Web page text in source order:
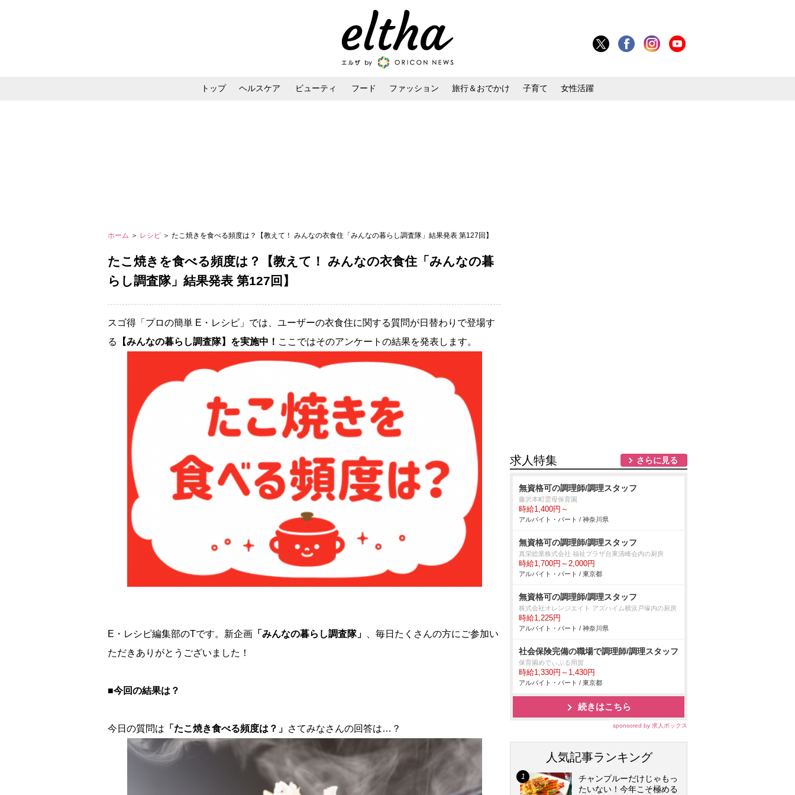
トップ ヘルスケア ビューティ フード ファッション 旅行＆おでかけ 子育て 女性活躍
ホーム ＞ レシピ ＞ たこ焼きを食べる頻度は？【教えて！ みんなの衣食住「みんなの暮らし調査隊」結果発表 第127回】
たこ焼きを食べる頻度は？【教えて！ みんなの衣食住「みんなの暮
らし調査隊」結果発表 第127回】
スゴ得「プロの簡単 E・レシピ」では、ユーザーの衣食住に関する質問が日替わりで登場す
る
【みんなの暮らし調査隊】を実施中！ ここではそのアンケートの結果を発表します。
E・レシピ編集部のTです。新企画 「みんなの暮らし調査隊」
、毎日たくさんの方にご参加い
ただきありがとうございました！
■今回の結果は？
今日の質問は 「たこ焼き食べる頻度は？」 さてみなさんの回答は…？
求人特集 さらに見る
無資格可の調理師/調理スタッフ
藤沢本町雲母保育園
時給1,400円～
アルバイト・パート / 神奈川県
無資格可の調理師/調理スタッフ
真栄総業株式会社 福祉プラザ台東清峰会内の厨房
時給1,700円～2,000円
アルバイト・パート / 東京都
無資格可の調理師/調理スタッフ
株式会社オレンジエイト アズハイム横浜戸塚内の厨房
時給1,225円
アルバイト・パート / 神奈川県
社会保険完備の職場で調理師/調理スタッフ
保育園めでぃぷる用賀
時給1,330円～1,430円
アルバイト・パート / 東京都
続きはこちら
sponsored by 求人ボックス
人気記事ランキング
チャンプルーだけじゃもっ
たいない！今年こそ極める